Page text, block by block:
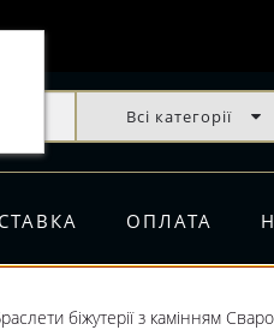
Всі категорії
ОПЛАТА
біжутерії з камінням